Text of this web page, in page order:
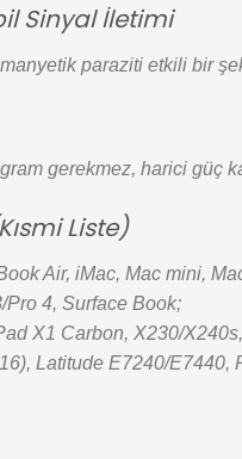
Sinyal İletimi
paraziti etkili bir
gerekmez, harici güç
Liste)
Air, iMac, Mac mini,
Pro 4, Surface Book;
X1 Carbon, X230/
Latitude E7240/E7440,